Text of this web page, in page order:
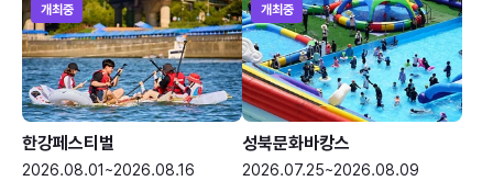
개최중
한강페스티벌
2026.08.01~2026.08.16
개최중
성북문화바캉스
2026.07.25~2026.08.09